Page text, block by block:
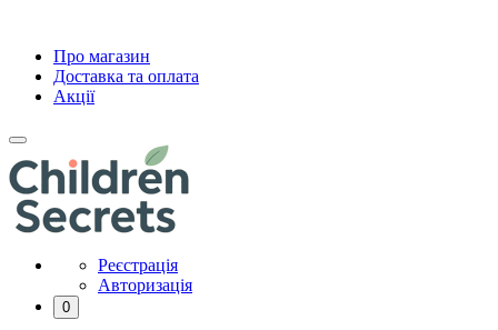
Про магазин
Доставка та оплата
Акції
Реєстрація
Авторизація
0